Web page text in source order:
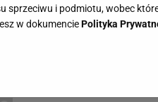
sprzeciwu i podmiotu, wobec
w dokumenciePolityka
plików cookie
Możesz w każdej chwili